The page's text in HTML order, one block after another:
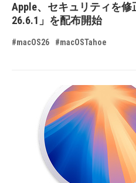
Apple、セキュリティを修
26.6.1」を配布開始
#macOS26 #macOSTahoe